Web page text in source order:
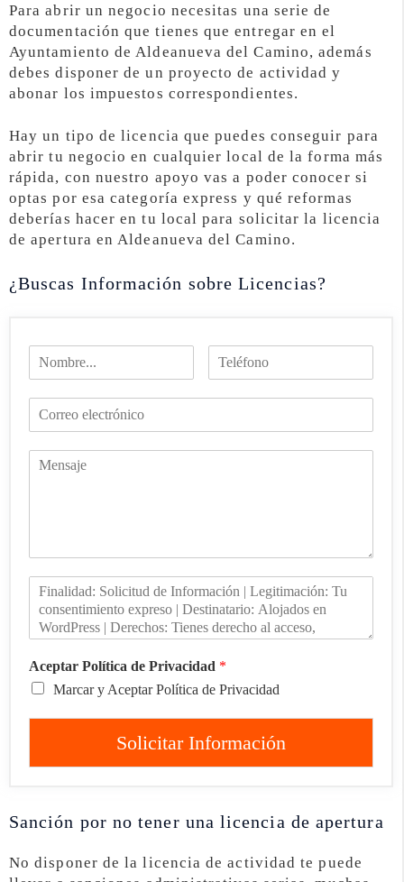
Para abrir un negocio necesitas una serie de
documentación que tienes que entregar en el
Ayuntamiento de Aldeanueva del Camino, además
debes disponer de un proyecto de actividad y
abonar los impuestos correspondientes.
Hay un tipo de licencia que puedes conseguir para
abrir tu negocio en cualquier local de la forma más
rápida, con nuestro apoyo vas a poder conocer si
optas por esa categoría express y qué reformas
deberías hacer en tu local para solicitar la licencia
de apertura en Aldeanueva del Camino.
¿Buscas Información sobre Licencias?
Aceptar Política de Privacidad *
Marcar y Aceptar Política de Privacidad
Solicitar Información
Sanción por no tener una licencia de apertura
No disponer de la licencia de actividad te puede